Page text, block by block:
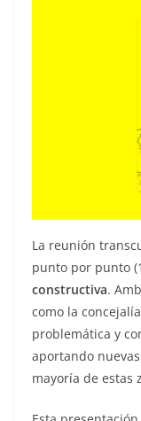
La reunión
punto por punto
constructiva.
como la
problemática y
aportando
mayoría de estas